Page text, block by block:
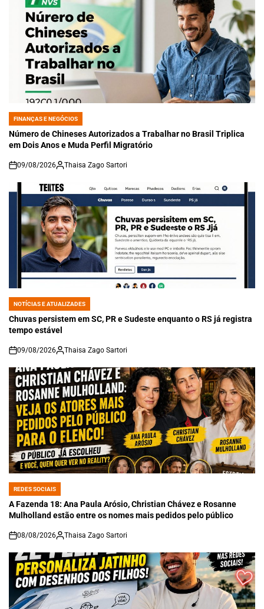
POSTED
IN
FINANÇAS E NEGÓCIOS
Número de Chineses Autorizados a Trabalhar no Brasil Triplica
em Dois Anos e Muda Perfil Migratório
on
09/08/2026 Thaisa Zago Sartori
POSTED
IN
NOTÍCIAS E ATUALIZADES
Chuvas persistem em SC, PR e Sudeste enquanto o RS já registra
tempo estável
on
09/08/2026 Thaisa Zago Sartori
POSTED
IN
REDES SOCIAIS
A Fazenda 18: Ana Paula Arósio, Christian Chávez e Rosanne
Mulholland estão entre os nomes mais pedidos pelo público
on
08/08/2026 Thaisa Zago Sartori